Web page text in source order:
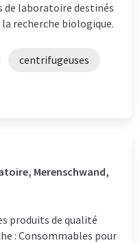
laboratoire destinés
recherche biologique.
centrifugeuses
Merenschwand,
produits de qualité
: Consommables pour